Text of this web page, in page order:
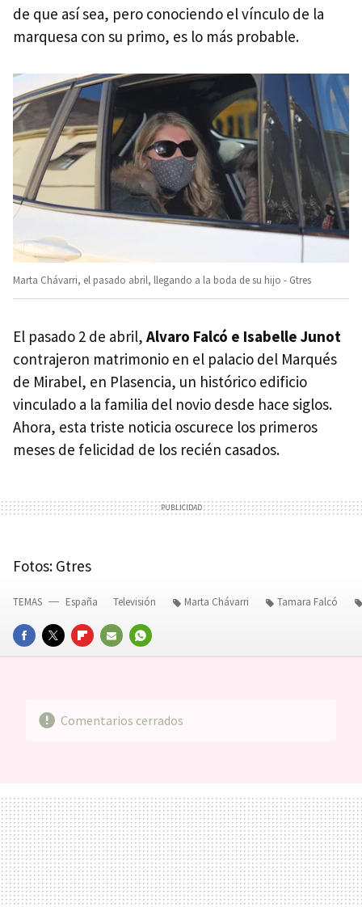
de que así sea, pero conociendo el vínculo de la
marquesa con su primo, es lo más probable.
Marta Chávarri, el pasado abril, llegando a la boda de su hijo - Gtres
El pasado 2 de abril, Alvaro Falcó e Isabelle Junot
contrajeron matrimonio en el palacio del Marqués
de Mirabel, en Plasencia, un histórico edificio
vinculado a la familia del novio desde hace siglos.
Ahora, esta triste noticia oscurece los primeros
meses de felicidad de los recién casados.
Fotos: Gtres
FACEBOOKTWITTERFLIPBOARD
E-
WHATSAPP
TEMAS España Televisión Marta Chávarri Tamara Falcó
Comentarios cerrados